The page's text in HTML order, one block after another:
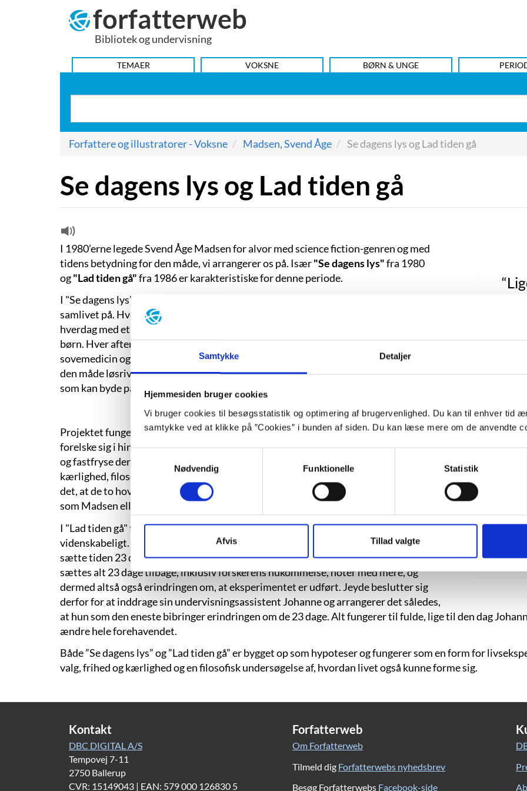
Samtykke Detaljer
Hjemmesiden bruger cookies
Vi bruger cookies til besøgsstatistik og optimering af brugervenlighed. Du kan til enhver tid
samtykke ved at klikke på ”Cookies” i bunden af siden. Du kan læse mere om de anvendte
Nødvendig
Funktionelle Statistik
Afvis Tillad valgte
forfatterweb
Bibliotek og undervisning
HOVEDMENU
TEMAER VOKSNE BØRN & UNGE
Forfattere og illustratorer - Voksne Madsen, Svend Åge Se dagens lys og Lad tiden gå
Se dagens lys og Lad tiden gå
I 1980’erne legede Svend Åge Madsen for alvor med science fiction-genren og med
tidens betydning for den måde, vi arrangerer os på. Især"Se dagens lys"fra 1980
og"Lad tiden gå"fra 1986 er karakteristiske for denne periode.
I "Se dagens lys" eksperimenterer han med vores måde at indrette samfundet og
samlivet på. Hver dag vågner hvert enkelt menneske således op til et nyt liv: til en ny
hverdag med et nyt arbejde, nye fritidsinteresser, en ny mand/kone og eventuelt med
børn. Hver aften, inden menneskene går til ro, sluger de en pille som en art kombineret
sovemedicin og fornyelsespille, og i nattens løb transporteres de til et nyt hjem. På
den måde løsrives menneskene fra den kontinuitet, der præger de flestes hverdag, og
som kan byde på kedsomhed og frustrationer.
Projektet fungerer tilsyneladende perfekt, lige indtil den dag, Elef og Maya når at
forelske sig i hinanden. Derfor ønsker de om aftenen ikke at give slip, men vil fastholde
og fastfryse deres fælles liv, og det kommer der en fascinerende fortælling præget af
kærlighed, filosofi og teknologi ud af. Som et typisk kuriosum fra forfatteren fortælles
det, at de to hovedpersoner er forfattere til romanen
"Tugt og utugt i mellemtiden",
som Madsen ellers selv udgav i 1976.
I "Lad tiden gå" tager Madsen fat på tidsproblematikken såvel filosofisk som
videnskabeligt. Her opfinder tidsforskeren Jeyde en kronofysisk metode, der kan
sætte tiden 23 dage tilbage. Problemet er bare, at når eksperimentet effektueres,
sættes alt 23 dage tilbage, inklusiv forskerens hukommelse, noter med mere, og
dermed altså også erindringen om, at eksperimentet er udført. Jeyde beslutter sig
derfor for at inddrage sin undervisningsassistent Johanne og arrangerer det således,
at hun som den eneste bibringer erindringen om de 23 dage. Alt fungerer til fulde, lige til den dag
ændre hele forehavendet.
Både ”Se dagens lys” og ”Lad tiden gå” er bygget op som hypoteser og fungerer som en form for
valg, frihed og kærlighed og en filosofisk undersøgelse af, hvordan livet også kunne forme sig.
Kontakt
DBC DIGITAL A/S
Tempovej 7-11
2750 Ballerup
CVR: 15149043 | EAN: 579 000 126830 5
Forfatterweb
Om Forfatterweb
Tilmeld dig Forfatterwebs nyhedsbrev
Besøg Forfatterwebs Facebook-side